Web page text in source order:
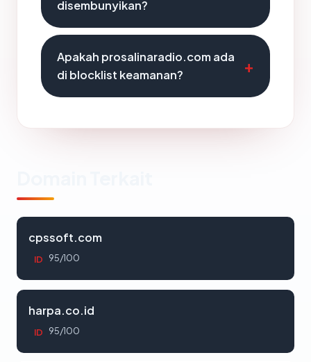
disembunyikan?
Apakah prosalinaradio.com ada
di blocklist keamanan?
cpssoft.com
ID 95/100
harpa.co.id
ID 95/100